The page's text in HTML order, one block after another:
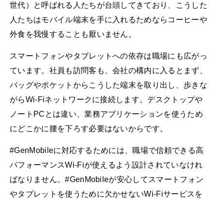
世代）と呼ばれる人たちが台頭してきており、こうした
人たちはモバイル端末を手に入れるためならコーヒーや
外食を我慢することも厭いません。
スマートフォンやタブレットへの依存は職場にも広がっ
ています。社員も訪問客も、会社の構内に入るとまず、
バッグやポケットからこうした端末を取り出し、歩きな
がらWi-Fiネットワークに接続します。デスクトップや
ノートPCとは違い、業務アプリケーションを使うため
にどこかに腰を下ろす必要はないからです。
#GenMobileに対応するためには、職場で信頼できる高
パフォーマンスWi-Fiが使えるよう設計されていなけれ
ばなりません。#GenMobileが安心してスマートフォン
やタブレットを使うために欠かせないWi-Fiサービスを